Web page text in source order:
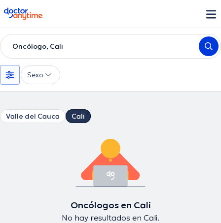
doctoranytime
Oncólogo, Cali
Sexo
Valle del Cauca Cali
Oncólogos en Cali
No hay resultados en Cali.